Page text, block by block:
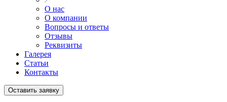
О нас
О компании
Вопросы и ответы
Отзывы
Реквизиты
Галерея
Статьи
Контакты
Оставить заявку